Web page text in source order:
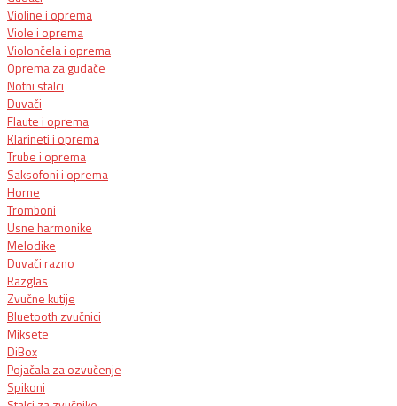
Violine i oprema
Viole i oprema
Violončela i oprema
Oprema za gudače
Notni stalci
Duvači
Flaute i oprema
Klarineti i oprema
Trube i oprema
Saksofoni i oprema
Horne
Tromboni
Usne harmonike
Melodike
Duvači razno
Razglas
Zvučne kutije
Bluetooth zvučnici
Miksete
DiBox
Pojačala za ozvučenje
Spikoni